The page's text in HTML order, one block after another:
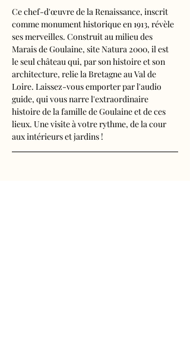
Ce chef-d'œuvre de la Renaissance, inscrit
comme monument historique en 1913, révèle
ses merveilles. Construit au milieu des
Marais de Goulaine, site Natura 2000, il est
le seul château qui, par son histoire et son
architecture, relie la Bretagne au Val de
Loire. Laissez-vous emporter par l'audio
guide, qui vous narre l'extraordinaire
histoire de la famille de Goulaine et de ces
lieux. Une visite à votre rythme, de la cour
aux intérieurs et jardins !